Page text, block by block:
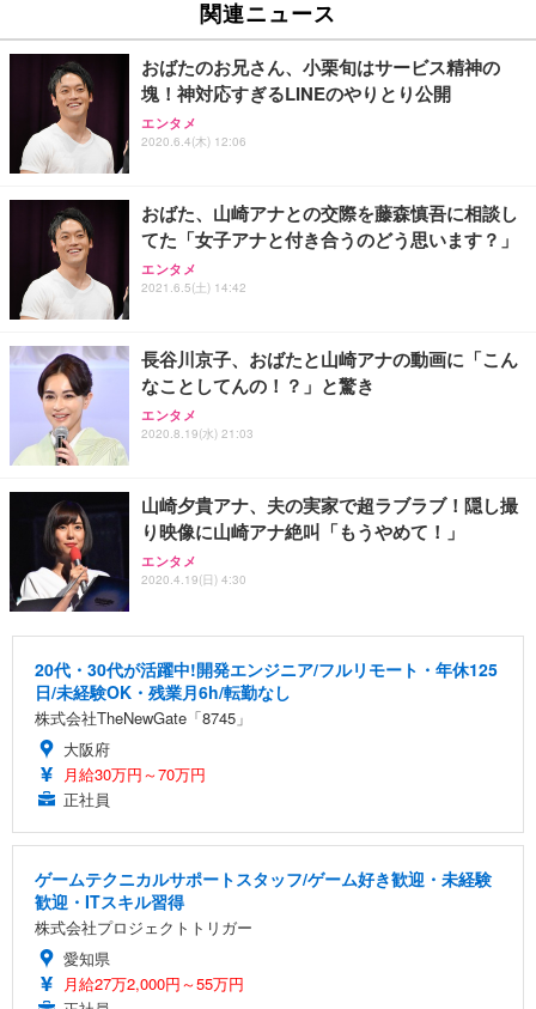
関連ニュース
おばたのお兄さん、小栗旬はサービス精神の
塊！神対応すぎるLINEのやりとり公開
エンタメ
2020.6.4(木) 12:06
おばた、山崎アナとの交際を藤森慎吾に相談し
てた「女子アナと付き合うのどう思います？」
エンタメ
2021.6.5(土) 14:42
長谷川京子、おばたと山崎アナの動画に「こん
なことしてんの！？」と驚き
エンタメ
2020.8.19(水) 21:03
山崎夕貴アナ、夫の実家で超ラブラブ！隠し撮
り映像に山崎アナ絶叫「もうやめて！」
エンタメ
2020.4.19(日) 4:30
20代・30代が活躍中!開発エンジニア/フルリモート・年休125
日/未経験OK・残業月6h/転勤なし
株式会社TheNewGate「8745」
大阪府
月給30万円～70万円
正社員
ゲームテクニカルサポートスタッフ/ゲーム好き歓迎・未経験
歓迎・ITスキル習得
株式会社プロジェクトトリガー
愛知県
月給27万2,000円～55万円